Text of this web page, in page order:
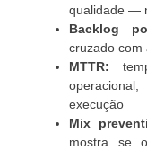
qualidade —
Backlog
cruzado com
MTTR:
execução
Mix
mostra se